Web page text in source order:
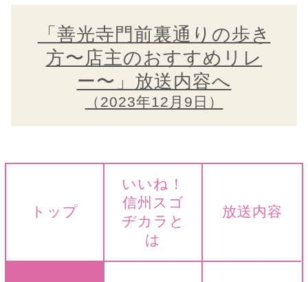
「善光寺門前裏通りの歩き
方〜店主のおすすめリレ
ー〜」放送内容へ
（2023年12月9日）
トップ
いいね！
信州スゴ
ヂカラと
は
放送内容